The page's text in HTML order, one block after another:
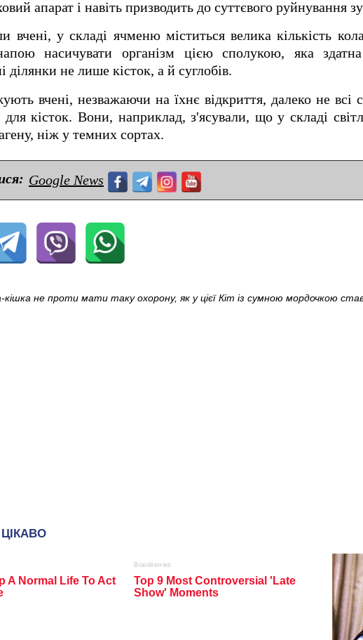
апарат і навіть призводить до суттєвого руйнування
вчені, у складі ячменю міститься велика кількість
насичувати організм цією сполукою, яка
ділянки не лише кісток, а й суглобів.
вчені, незважаючи на їхнє відкриття, далеко не всі
кісток. Вони, наприклад, з'ясували, що у складі
ніж у темних сортах.
Google News
не проти мати таку охорону, як у цієї Кіт із сумною мордочкою